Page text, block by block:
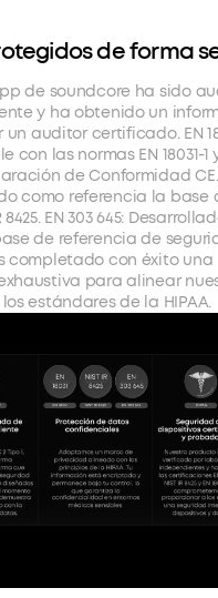
de forma
de soundcore ha sido
y ha obtenido un
auditor certificado. EN
las normas EN 18031-1
de Conformidad CE.
como referencia la base
EN 303 645:
de referencia de
completado con éxito una
para alinear
estándares de la HIPAA.